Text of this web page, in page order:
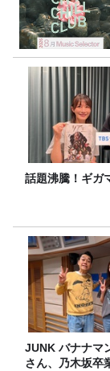
話題沸騰！ギガ
JUNK バナナマン「梅澤美波
さん、乃木坂卒